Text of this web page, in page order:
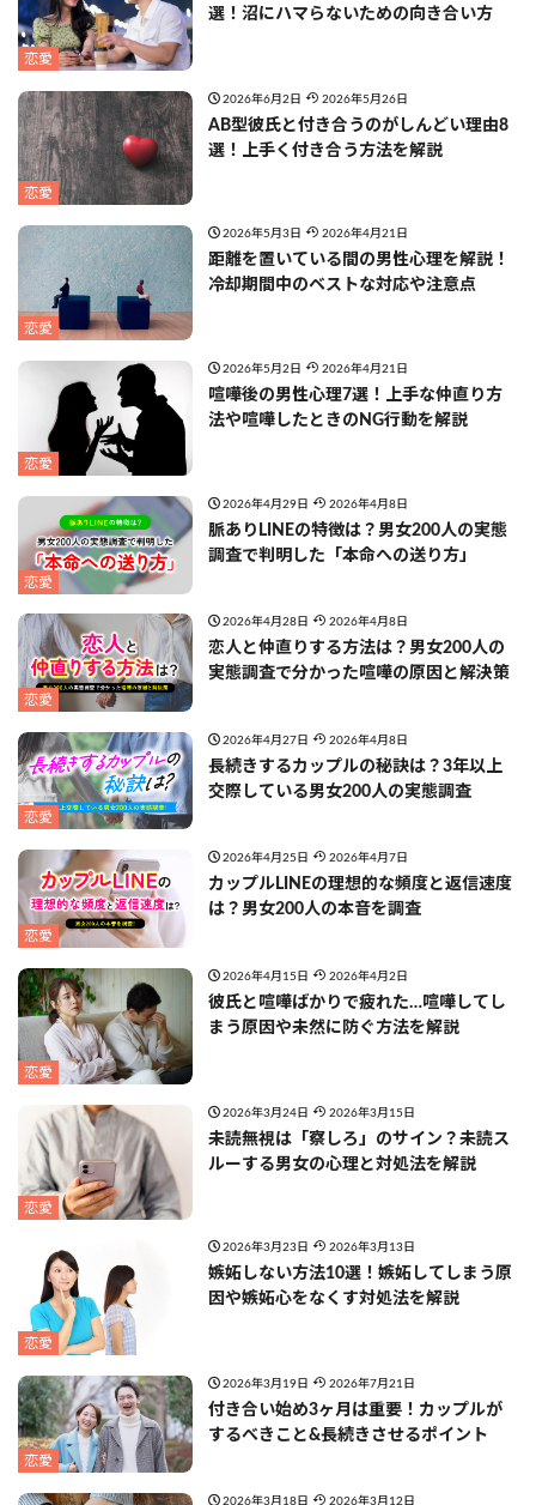
恋愛
選！沼にハマらないための向き合い方
恋愛
2026年6月2日 2026年5月26日
AB型彼氏と付き合うのがしんどい理由8
選！上手く付き合う方法を解説
恋愛
2026年5月3日 2026年4月21日
距離を置いている間の男性心理を解説！
冷却期間中のベストな対応や注意点
恋愛
2026年5月2日 2026年4月21日
喧嘩後の男性心理7選！上手な仲直り方
法や喧嘩したときのNG行動を解説
恋愛
2026年4月29日 2026年4月8日
脈ありLINEの特徴は？男女200人の実態
調査で判明した「本命への送り方」
恋愛
2026年4月28日 2026年4月8日
恋人と仲直りする方法は？男女200人の
実態調査で分かった喧嘩の原因と解決策
恋愛
2026年4月27日 2026年4月8日
長続きするカップルの秘訣は？3年以上
交際している男女200人の実態調査
恋愛
2026年4月25日 2026年4月7日
カップルLINEの理想的な頻度と返信速度
は？男女200人の本音を調査
恋愛
2026年4月15日 2026年4月2日
彼氏と喧嘩ばかりで疲れた…喧嘩してし
まう原因や未然に防ぐ方法を解説
恋愛
2026年3月24日 2026年3月15日
未読無視は「察しろ」のサイン？未読ス
ルーする男女の心理と対処法を解説
恋愛
2026年3月23日 2026年3月13日
嫉妬しない方法10選！嫉妬してしまう原
因や嫉妬心をなくす対処法を解説
恋愛
2026年3月19日 2026年7月21日
付き合い始め3ヶ月は重要！カップルが
するべきこと&長続きさせるポイント
2026年3月18日 2026年3月12日